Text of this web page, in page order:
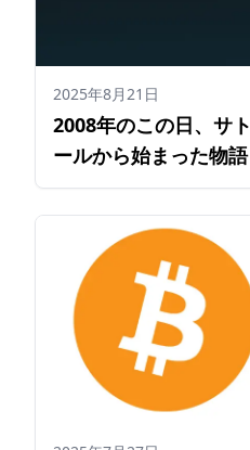
2025年8月21日
2008年のこの日、サ
ールから始まった物語